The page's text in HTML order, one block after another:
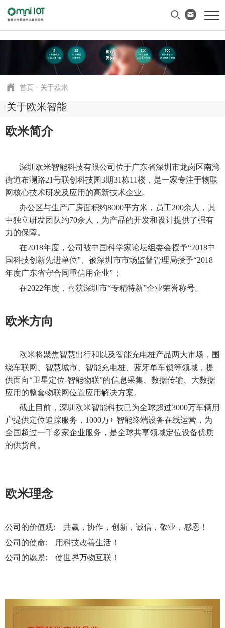
首页 - 关于欧米
关于欧米智能
欧米简介
深圳欧米智能科技有限公司位于广东省深圳市龙岗区南湾
街道布澜路21号联创科技园3期31栋11楼， 是一家专注于物联
网核心技术研发及应用的高新技术企业。
办公区与生产厂房面积约8000平方米，员工200余人，其
中独立研发团队约70余人，为产品的开发和设计提供了强有
力的保障。
在2018年度，公司被中国科学家论坛组委会授予“2018中
国科技创新先进单位”、被深圳市市场监督管理局授予“2018
年度广东省守合同重信用企业”；
在2022年度，喜获深圳市“专精特新”企业荣誉称号。
欧米方向
欧米将聚焦智慧出行和以及智能充电桩产品两大市场，围
绕车联网、智慧城市、智能充电桩、蓝牙单车锁等领域，提
供面向“卫星定位-智能物联”的信息采集、数据传输、大数据
应用的整套物联网位置应用解决方案。
截止目前，深圳欧米智能科技已为全球超过3000万车辆用
户提供定位追踪服务， 1000万+ 智能终端设备在线运营， 为
全国超过一千多家企业服务，是全球共享领域定位设备优质
的供货商。
欧米理念
公司的价值观: 共赢，协作，创新，诚信，敬业，感恩！
公司的使命: 用科技改善生活！
公司的愿景: 使世界万物互联！